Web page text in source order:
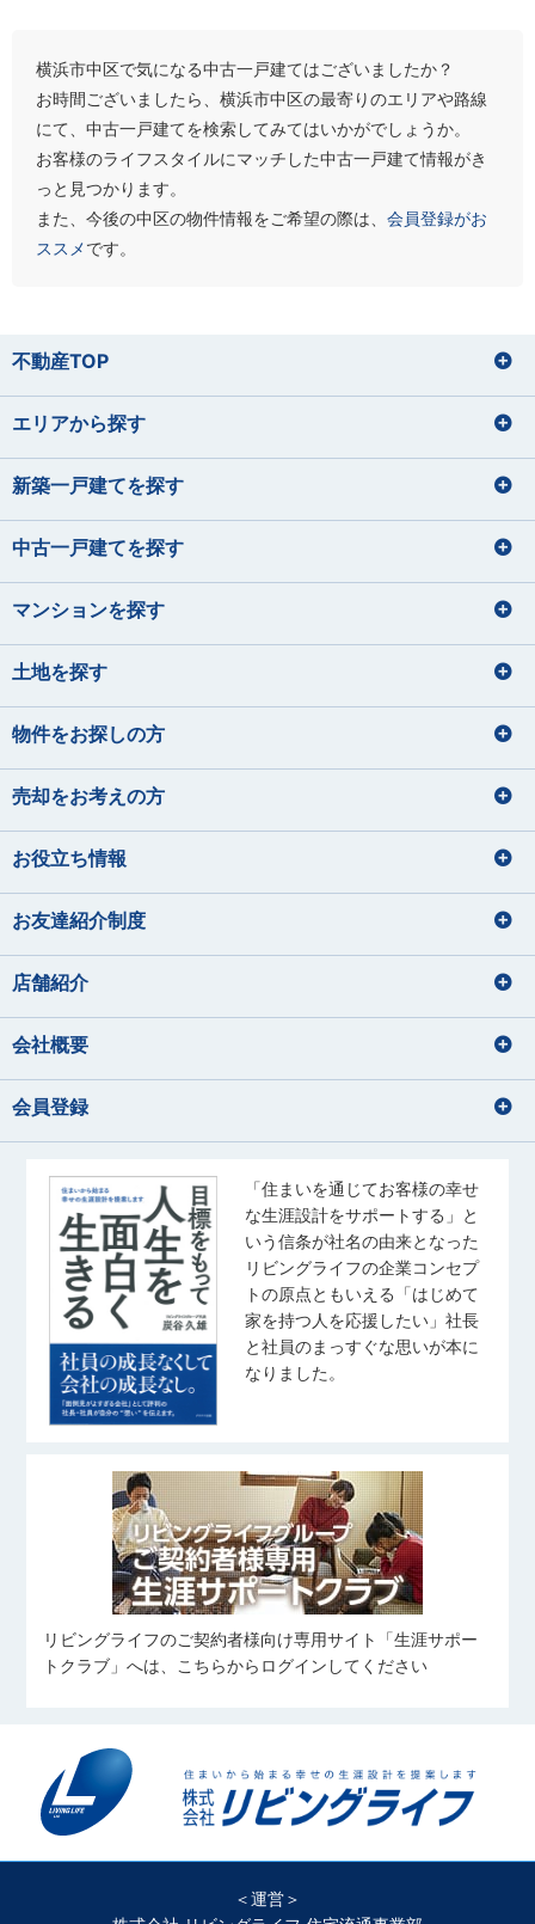
横浜市中区で気になる中古一戸建てはございましたか？
お時間ございましたら、横浜市中区の最寄りのエリアや路線
にて、中古一戸建てを検索してみてはいかがでしょうか。
お客様のライフスタイルにマッチした中古一戸建て情報がき
っと見つかります。
また、今後の中区の物件情報をご希望の際は、 会員登録がお
ススメです。
不動産TOP
エリアから探す
新築一戸建てを探す
中古一戸建てを探す
マンションを探す
土地を探す
物件をお探しの方
売却をお考えの方
お役立ち情報
お友達紹介制度
店舗紹介
会社概要
会員登録
「住まいを通じてお客様の幸せ
な生涯設計をサポートする」と
いう信条が社名の由来となった
リビングライフの企業コンセプ
トの原点ともいえる「はじめて
家を持つ人を応援したい」社長
と社員のまっすぐな思いが本に
なりました。
リビングライフのご契約者様向け専用サイト「生涯サポー
トクラブ」へは、こちらからログインしてください
＜運営＞